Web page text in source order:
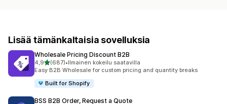
Lisää tämänkaltaisia sovelluksia
Wholesale Pricing Discount B2B
4,9/ 5 tähteä
(687)
687 arvostelua yhteensä
•Ilmainen kokeilu saatavilla
Easy B2B Wholesale for custom pricing and quantity breaks
Built for Shopify
BSS B2B Order, Request a Quote